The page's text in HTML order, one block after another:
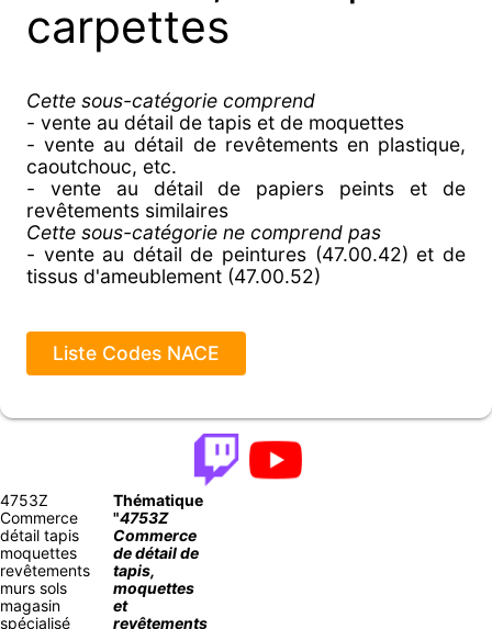
carpettes
Cette sous-catégorie comprend
- vente au détail de tapis et de moquettes
- vente au détail de revêtements en plastique,
caoutchouc, etc.
- vente au détail de papiers peints et de
revêtements similaires
Cette sous-catégorie ne comprend pas
- vente au détail de peintures (47.00.42) et de
tissus d'ameublement (47.00.52)
Liste Codes NACE
4753Z
Commerce
détail tapis
moquettes
revêtements
murs sols
magasin
spécialisé
Thématique
"4753Z
Commerce
de détail de
tapis,
moquettes
et
revêtements